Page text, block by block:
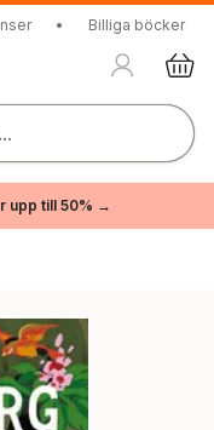
• Billiga böcker
upp till 50% →